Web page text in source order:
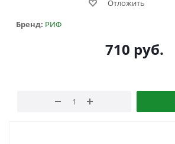
Отложить
Бренд: РИФ
710 руб.